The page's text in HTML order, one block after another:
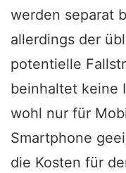
werden separat
allerdings der
potentielle
beinhaltet keine
wohl nur für
Smartphone
die Kosten für